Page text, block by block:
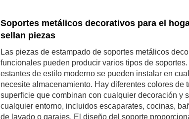
Soportes metálicos decorativos para el
sellan piezas
Las piezas de estampado de soportes metálicos
funcionales pueden producir varios tipos de
estantes de estilo moderno se pueden instalar en
necesite almacenamiento. Hay diferentes colores de
superficie que combinan con cualquier decoración y
cualquier entorno, incluidos escaparates, cocinas,
de lavado o garajes. El diseño del soporte